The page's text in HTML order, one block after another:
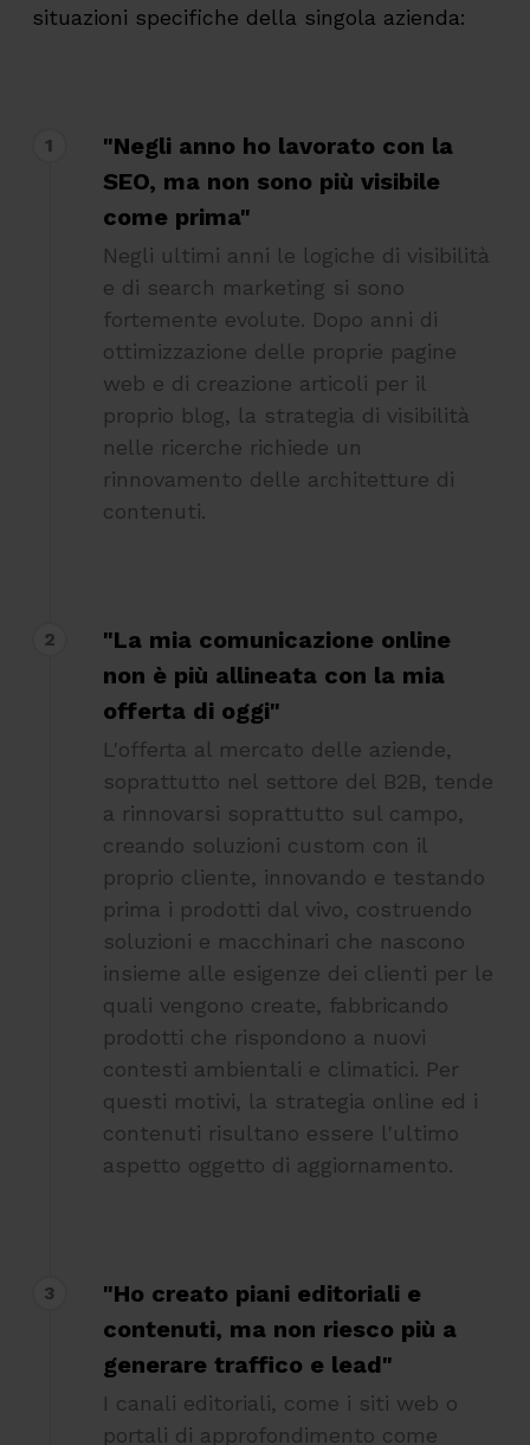
situazioni specifiche della singola azienda:
1
"Negli anno ho lavorato con la
SEO, ma non sono più visibile
come prima"
Negli ultimi anni le logiche di visibilità
e di search marketing si sono
fortemente evolute. Dopo anni di
ottimizzazione delle proprie pagine
web e di creazione articoli per il
proprio blog, la strategia di visibilità
nelle ricerche richiede un
rinnovamento delle architetture di
contenuti.
2
"La mia comunicazione online
non è più allineata con la mia
offerta di oggi"
L'offerta al mercato delle aziende,
soprattutto nel settore del B2B, tende
a rinnovarsi soprattutto sul campo,
creando soluzioni custom con il
proprio cliente, innovando e testando
prima i prodotti dal vivo, costruendo
soluzioni e macchinari che nascono
insieme alle esigenze dei clienti per le
quali vengono create, fabbricando
prodotti che rispondono a nuovi
contesti ambientali e climatici. Per
questi motivi, la strategia online ed i
contenuti risultano essere l'ultimo
aspetto oggetto di aggiornamento.
3
"Ho creato piani editoriali e
contenuti, ma non riesco più a
generare traffico e lead"
I canali editoriali, come i siti web o
portali di approfondimento come